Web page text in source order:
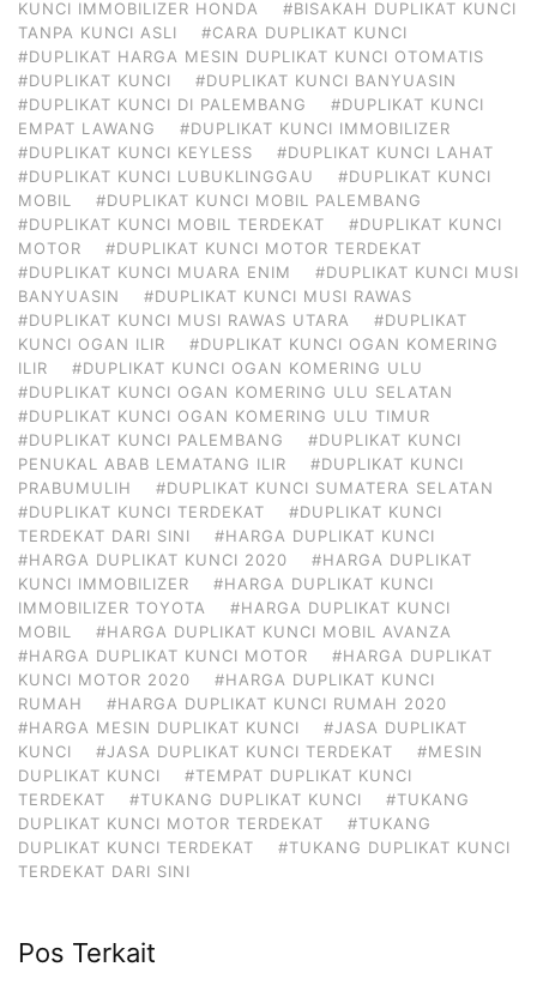
KUNCI IMMOBILIZER HONDA
#BISAKAH DUPLIKAT KUNCI
TANPA KUNCI ASLI
#CARA DUPLIKAT KUNCI
#DUPLIKAT HARGA MESIN DUPLIKAT KUNCI OTOMATIS
#DUPLIKAT KUNCI
#DUPLIKAT KUNCI BANYUASIN
#DUPLIKAT KUNCI DI PALEMBANG
#DUPLIKAT KUNCI
EMPAT LAWANG
#DUPLIKAT KUNCI IMMOBILIZER
#DUPLIKAT KUNCI KEYLESS
#DUPLIKAT KUNCI LAHAT
#DUPLIKAT KUNCI LUBUKLINGGAU
#DUPLIKAT KUNCI
MOBIL
#DUPLIKAT KUNCI MOBIL PALEMBANG
#DUPLIKAT KUNCI MOBIL TERDEKAT
#DUPLIKAT KUNCI
MOTOR
#DUPLIKAT KUNCI MOTOR TERDEKAT
#DUPLIKAT KUNCI MUARA ENIM
#DUPLIKAT KUNCI MUSI
BANYUASIN
#DUPLIKAT KUNCI MUSI RAWAS
#DUPLIKAT KUNCI MUSI RAWAS UTARA
#DUPLIKAT
KUNCI OGAN ILIR
#DUPLIKAT KUNCI OGAN KOMERING
ILIR
#DUPLIKAT KUNCI OGAN KOMERING ULU
#DUPLIKAT KUNCI OGAN KOMERING ULU SELATAN
#DUPLIKAT KUNCI OGAN KOMERING ULU TIMUR
#DUPLIKAT KUNCI PALEMBANG
#DUPLIKAT KUNCI
PENUKAL ABAB LEMATANG ILIR
#DUPLIKAT KUNCI
PRABUMULIH
#DUPLIKAT KUNCI SUMATERA SELATAN
#DUPLIKAT KUNCI TERDEKAT
#DUPLIKAT KUNCI
TERDEKAT DARI SINI
#HARGA DUPLIKAT KUNCI
#HARGA DUPLIKAT KUNCI 2020
#HARGA DUPLIKAT
KUNCI IMMOBILIZER
#HARGA DUPLIKAT KUNCI
IMMOBILIZER TOYOTA
#HARGA DUPLIKAT KUNCI
MOBIL
#HARGA DUPLIKAT KUNCI MOBIL AVANZA
#HARGA DUPLIKAT KUNCI MOTOR
#HARGA DUPLIKAT
KUNCI MOTOR 2020
#HARGA DUPLIKAT KUNCI
RUMAH
#HARGA DUPLIKAT KUNCI RUMAH 2020
#HARGA MESIN DUPLIKAT KUNCI
#JASA DUPLIKAT
KUNCI
#JASA DUPLIKAT KUNCI TERDEKAT
#MESIN
DUPLIKAT KUNCI
#TEMPAT DUPLIKAT KUNCI
TERDEKAT
#TUKANG DUPLIKAT KUNCI
#TUKANG
DUPLIKAT KUNCI MOTOR TERDEKAT
#TUKANG
DUPLIKAT KUNCI TERDEKAT
#TUKANG DUPLIKAT KUNCI
TERDEKAT DARI SINI
Pos Terkait